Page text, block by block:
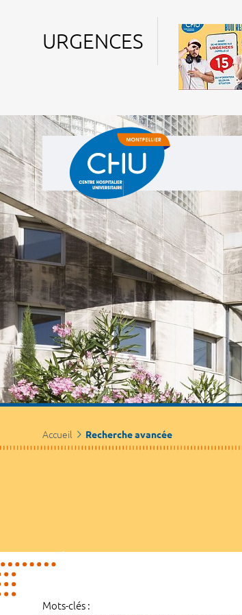
URGENCES
Accueil Recherche avancée
Mots-clés :